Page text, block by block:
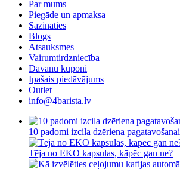
Par mums
Piegāde un apmaksa
Sazināties
Blogs
Atsauksmes
Vairumtirdzniecība
Dāvanu kuponi
Īpašais piedāvājums
Outlet
info@4barista.lv
10 padomi izcila dzēriena pagatavošanai
Tēja no EKO kapsulas, kāpēc gan ne?